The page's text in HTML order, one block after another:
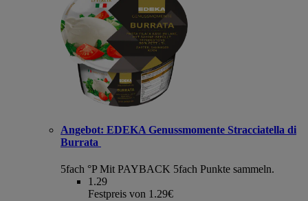
Angebot: EDEKA Genussmomente Stracciatella di
Burrata
5fach °P Mit PAYBACK 5fach Punkte sammeln.
1.29
Festpreis von 1.29€